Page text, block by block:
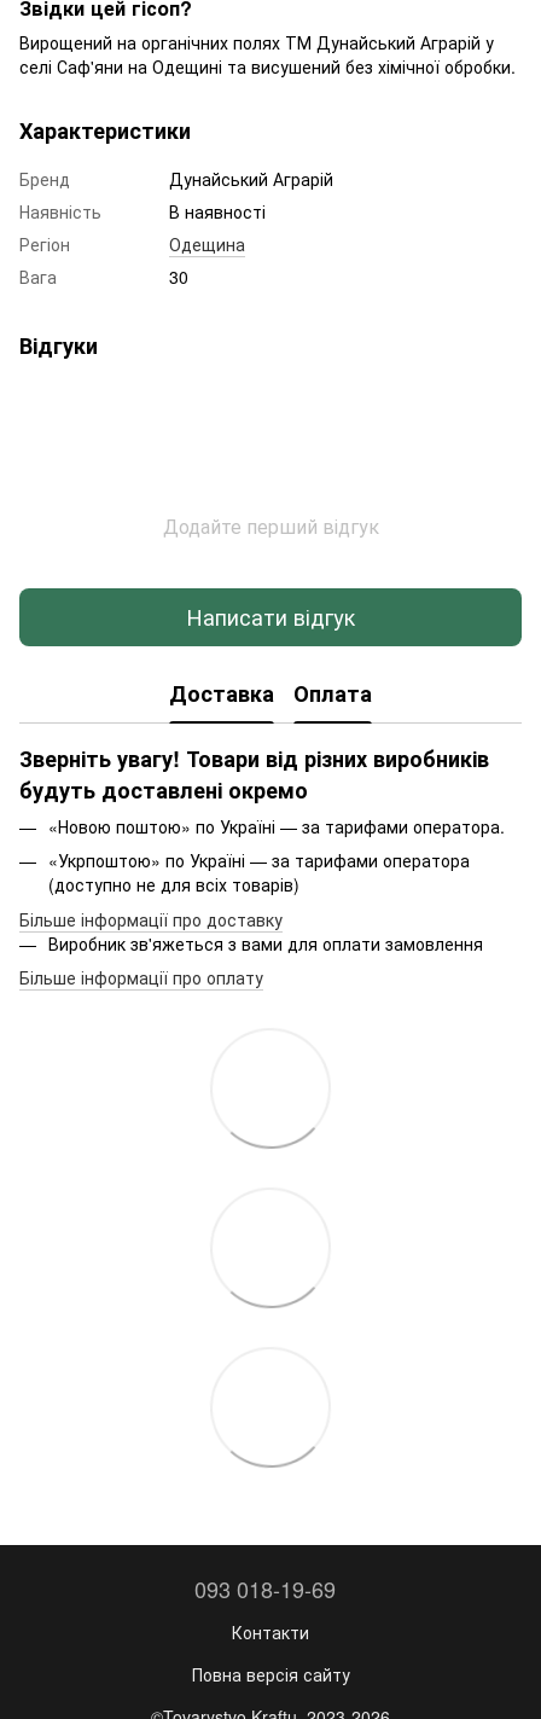
Звідки цей гісоп?
Вирощений на органічних полях ТМ Дунайський Аграрій у
селі Саф'яни на Одещині та висушений без хімічної обробки.
Характеристики
Бренд
Дунайський Аграрій
Наявність
В наявності
Регіон
Одещина
Вага
30
Відгуки
Додайте перший відгук
Написати відгук
Доставка Оплата
Зверніть увагу! Товари від різних виробників
будуть доставлені окремо
«Новою поштою» по Україні — за тарифами оператора.
«Укрпоштою» по Україні — за тарифами оператора
(доступно не для всіх товарів)
Більше інформації про доставку
Виробник зв'яжеться з вами для оплати замовлення
Більше інформації про оплату
093 018-19-69
Контакти
Повна версія сайту